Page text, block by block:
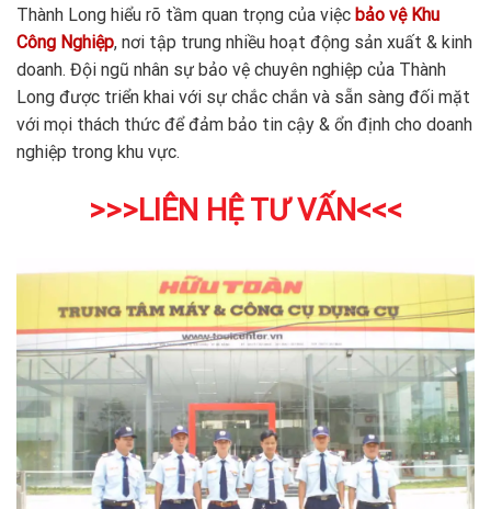
Thành Long hiểu rõ tầm quan trọng của việc bảo vệ Khu
Công Nghiệp, nơi tập trung nhiều hoạt động sản xuất & kinh
doanh. Đội ngũ nhân sự bảo vệ chuyên nghiệp của Thành
Long được triển khai với sự chắc chắn và sẵn sàng đối mặt
với mọi thách thức để đảm bảo tin cậy & ổn định cho doanh
nghiệp trong khu vực.
>>>LIÊN HỆ TƯ VẤN<<<